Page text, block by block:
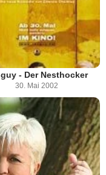
- Der Nesthocker
30. Mai 2002